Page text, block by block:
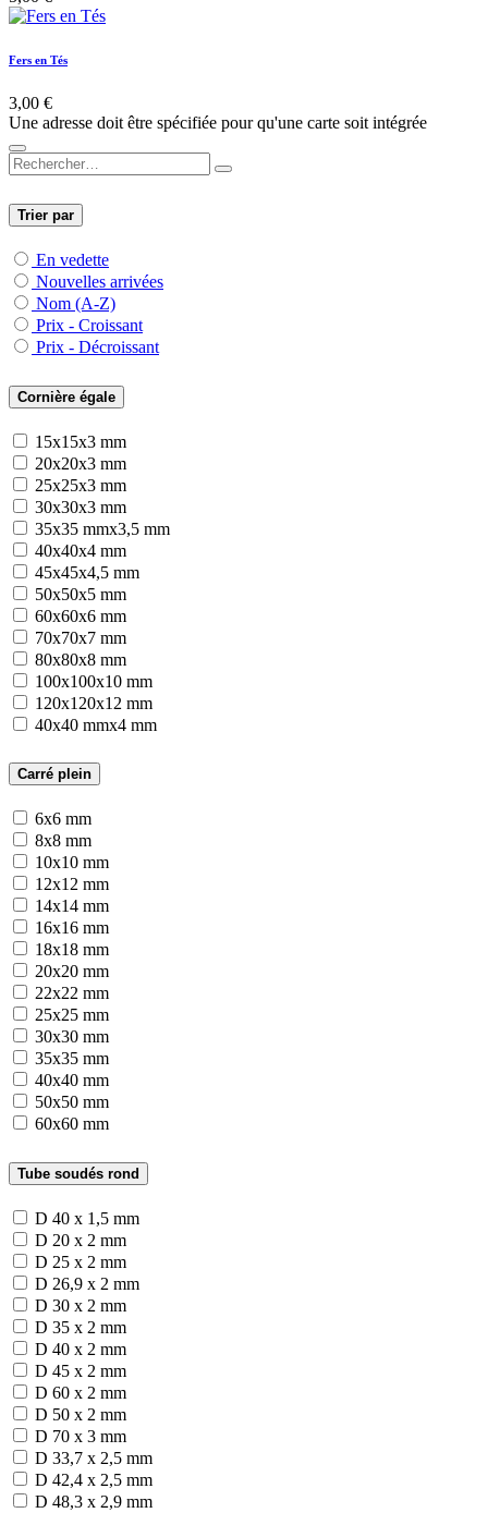
Fers en Tés
3,00 €
Une adresse doit être spécifiée pour qu'une carte soit intégrée
Trier par
En vedette
Nouvelles arrivées
Nom (A-Z)
Prix - Croissant
Prix - Décroissant
Cornière égale
15x15x3 mm
20x20x3 mm
25x25x3 mm
30x30x3 mm
35x35 mmx3,5 mm
40x40x4 mm
45x45x4,5 mm
50x50x5 mm
60x60x6 mm
70x70x7 mm
80x80x8 mm
100x100x10 mm
120x120x12 mm
40x40 mmx4 mm
Carré plein
6x6 mm
8x8 mm
10x10 mm
12x12 mm
14x14 mm
16x16 mm
18x18 mm
20x20 mm
22x22 mm
25x25 mm
30x30 mm
35x35 mm
40x40 mm
50x50 mm
60x60 mm
Tube soudés rond
D 40 x 1,5 mm
D 20 x 2 mm
D 25 x 2 mm
D 26,9 x 2 mm
D 30 x 2 mm
D 35 x 2 mm
D 40 x 2 mm
D 45 x 2 mm
D 60 x 2 mm
D 50 x 2 mm
D 70 x 3 mm
D 33,7 x 2,5 mm
D 42,4 x 2,5 mm
D 48,3 x 2,9 mm